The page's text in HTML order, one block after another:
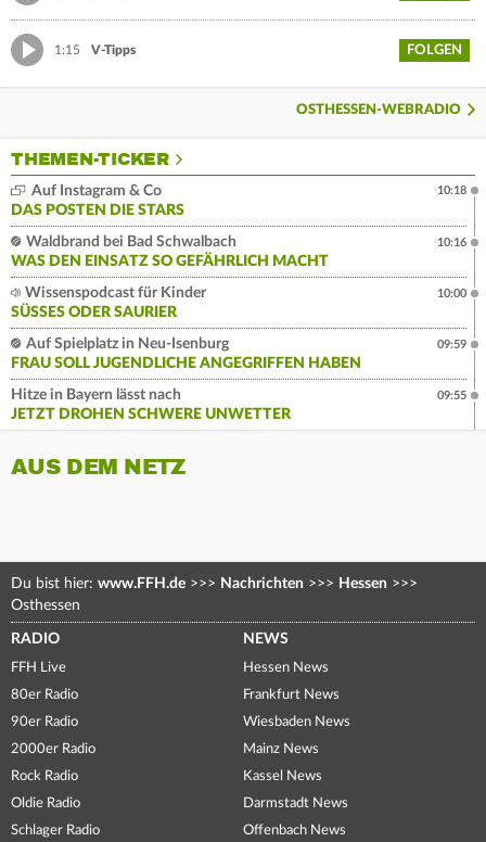
1:15 V-Tipps FOLGEN
OSTHESSEN-WEBRADIO
THEMEN-TICKER
Auf Instagram & Co
DAS POSTEN DIE STARS
10:18
Waldbrand bei Bad Schwalbach
WAS DEN EINSATZ SO GEFÄHRLICH MACHT
10:16
Wissenspodcast für Kinder
SÜSSES ODER SAURIER
10:00
Auf Spielplatz in Neu-Isenburg
FRAU SOLL JUGENDLICHE ANGEGRIFFEN HABEN
09:59
Hitze in Bayern lässt nach
JETZT DROHEN SCHWERE UNWETTER
09:55
AUS DEM NETZ
Du bist hier: www.FFH.de >>> Nachrichten >>> Hessen >>>
Osthessen
RADIO
FFH Live
80er Radio
90er Radio
2000er Radio
Rock Radio
Oldie Radio
Schlager Radio
NEWS
Hessen News
Frankfurt News
Wiesbaden News
Mainz News
Kassel News
Darmstadt News
Offenbach News